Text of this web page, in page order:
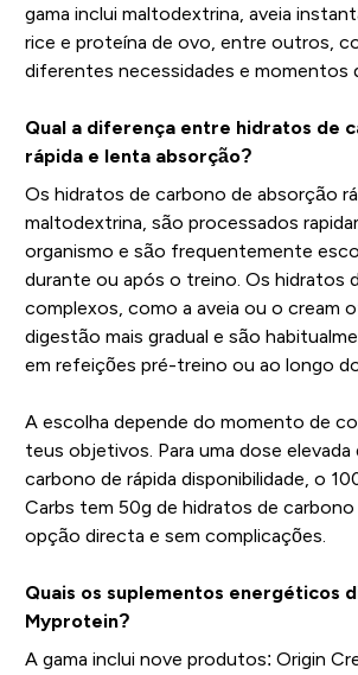
gama inclui maltodextrina, aveia
rice e proteína de ovo, entre outros,
diferentes necessidades e momentos
Qual a diferença entre hidratos de
rápida e lenta absorção?
Os hidratos de carbono de absorção
maltodextrina, são processados
organismo e são frequentemente
durante ou após o treino. Os hidratos
complexos, como a aveia ou o cream
digestão mais gradual e são
em refeições pré-treino ou ao longo do
A escolha depende do momento de
teus objetivos. Para uma dose elevada
carbono de rápida disponibilidade, o
Carbs tem 50g de hidratos de
opção directa e sem complicações.
Quais os suplementos energéticos
Myprotein?
A gama inclui nove produtos: Origin